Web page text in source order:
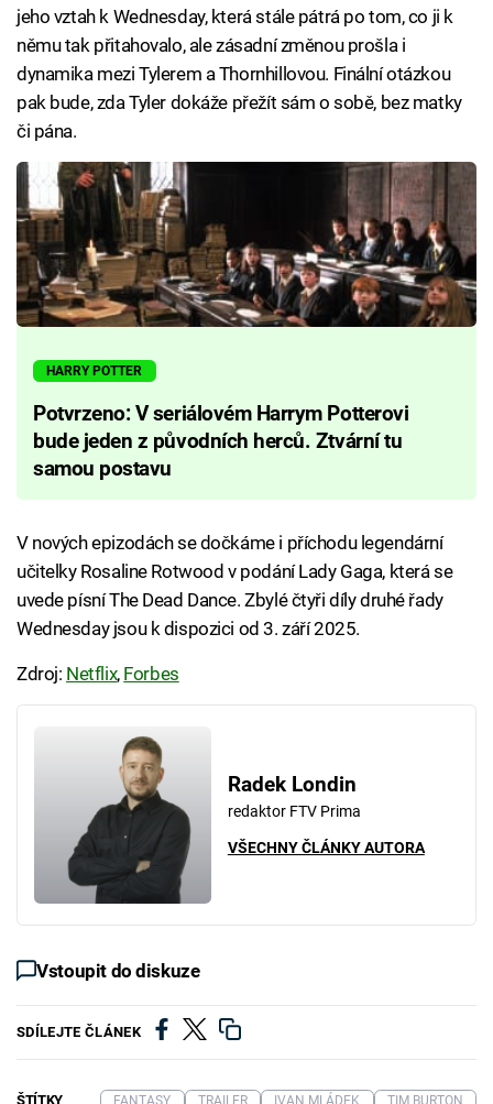
jeho vztah k Wednesday, která stále pátrá po tom, co ji k
němu tak přitahovalo, ale zásadní změnou prošla i
dynamika mezi Tylerem a Thornhillovou. Finální otázkou
pak bude, zda Tyler dokáže přežít sám o sobě, bez matky
či pána.
HARRY POTTER
Potvrzeno: V seriálovém Harrym Potterovi
bude jeden z původních herců. Ztvární tu
samou postavu
V nových epizodách se dočkáme i příchodu legendární
učitelky Rosaline Rotwood v podání Lady Gaga, která se
uvede písní The Dead Dance. Zbylé čtyři díly druhé řady
Wednesday jsou k dispozici od 3. září 2025.
Zdroj: Netflix, Forbes
Radek Londin
redaktor FTV Prima
VŠECHNY ČLÁNKY AUTORA
Vstoupit do diskuze
SDÍLEJTE ČLÁNEK
ŠTÍTKY FANTASY TRAILER IVAN MLÁDEK TIM BURTON